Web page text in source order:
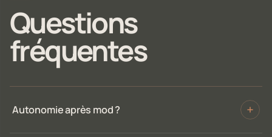
Questions
fréquentes
Autonomie après mod ?